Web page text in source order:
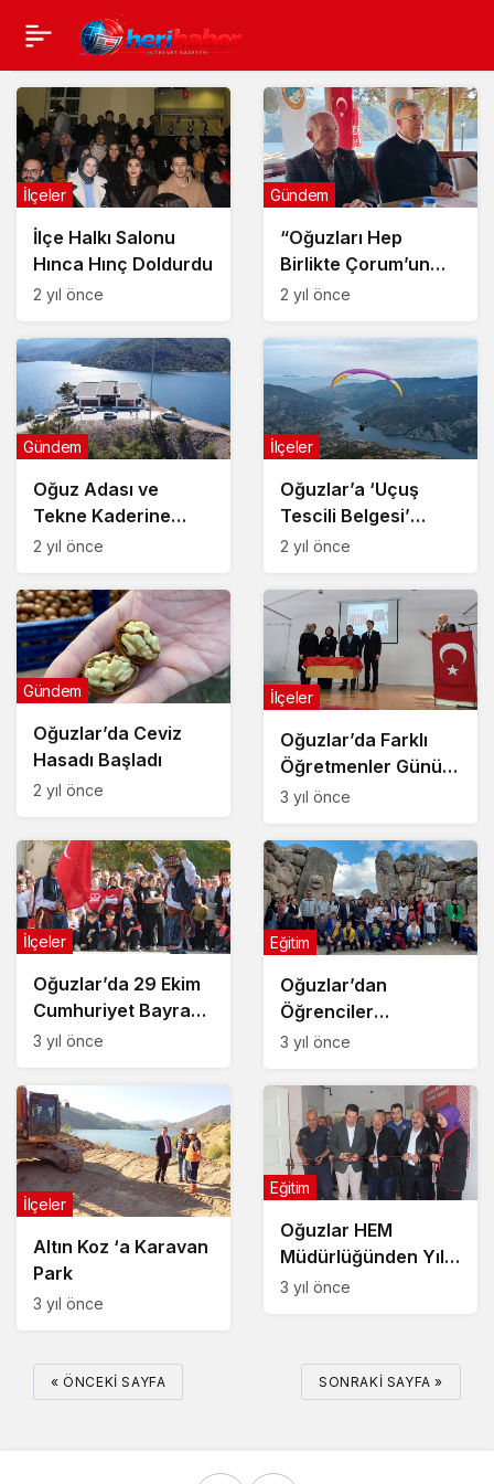
İlçe Halkı Salonu
Hınca Hınç Doldurdu
İlçeler
2 yıl önce
“Oğuzları Hep
Birlikte Çorum’un
Tatil Yöresi Yapalım”
Gündem
2 yıl önce
Oğuz Adası ve
Tekne Kaderine
Terk Edildi
Gündem
2 yıl önce
Oğuzlar’a ‘Uçuş
Tescili Belgesi’
verildi
İlçeler
2 yıl önce
Oğuzlar’da Ceviz
Hasadı Başladı
Gündem
2 yıl önce
Oğuzlar’da Farklı
Öğretmenler Günü
Kutlaması
İlçeler
3 yıl önce
Oğuzlar’da 29 Ekim
Cumhuriyet Bayramı
Coşkusu
İlçeler
3 yıl önce
Oğuzlar’dan
Öğrenciler
Boğazkale’yi
Eğitim
3 yıl önce
Altın Koz ‘a Karavan
Park
İlçeler
3 yıl önce
Oğuzlar HEM
Müdürlüğünden Yıl
Sonu Sergisi
Eğitim
3 yıl önce
« ÖNCEKI SAYFA SONRAKI SAYFA »